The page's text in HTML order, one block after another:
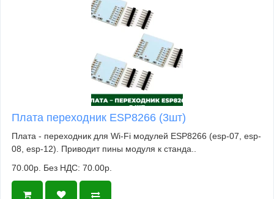
Плата переходник ESP8266 (3шт)
Плата - переходник для Wi-Fi модулей ESP8266 (esp-07, esp-
08, esp-12). Приводит пины модуля к станда..
70.00р. Без НДС: 70.00р.